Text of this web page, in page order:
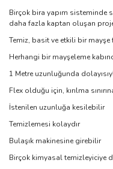
Birçok bira yapım sisteminde
daha fazla kaptan oluşan
Temiz, basit ve etkili bir
Herhangi bir mayşeleme
1 Metre uzunluğunda
Flex olduğu için, kırılma
İstenilen uzunluğa kesilebilir
Temizlemesi kolaydır
Bulaşık makinesine girebilir
Birçok kimyasal temizleyiciye